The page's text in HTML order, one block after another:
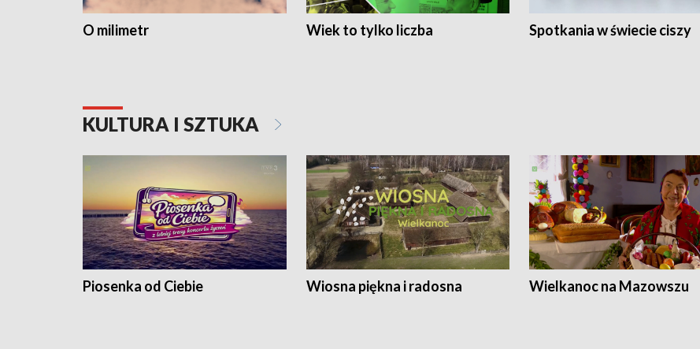
O milimetr Wiek to tylko liczba Spotkania w świecie ciszy
KULTURA I SZTUKA
Piosenka od Ciebie Wiosna piękna i radosna Wielkanoc na Mazowszu